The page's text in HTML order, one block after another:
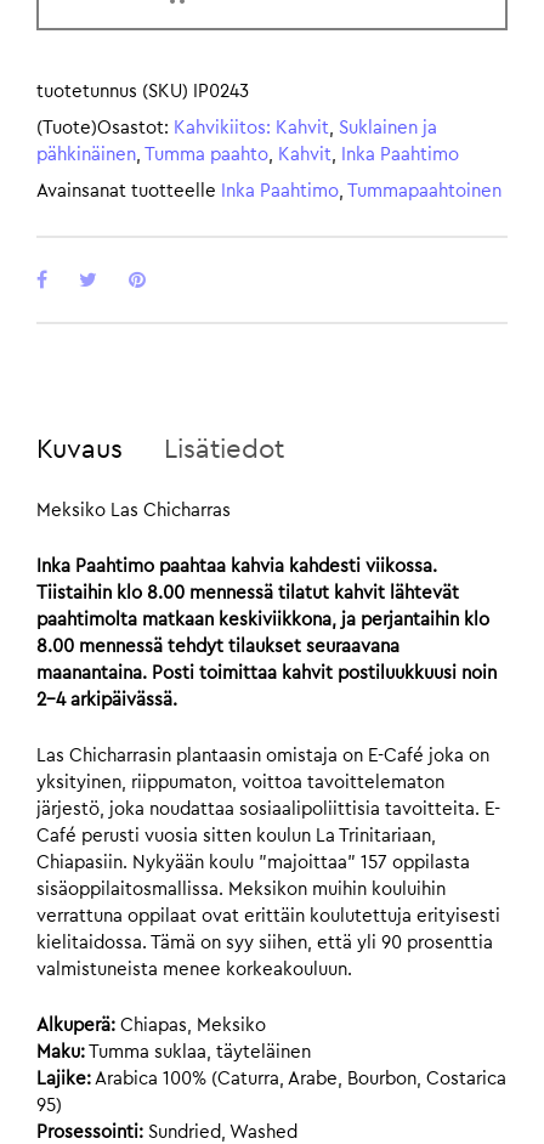
tuotetunnus (SKU)
IP0243
(Tuote)Osastot: Kahvikiitos: Kahvit, Suklainen ja
pähkinäinen, Tumma paahto, Kahvit,
Inka Paahtimo
Avainsanat tuotteelle
Inka Paahtimo, Tummapaahtoinen
Kuvaus Lisätiedot
Meksiko Las Chicharras
Inka Paahtimo paahtaa kahvia kahdesti viikossa.
Tiistaihin klo 8.00 mennessä tilatut kahvit lähtevät
paahtimolta matkaan keskiviikkona, ja perjantaihin klo
8.00 mennessä tehdyt tilaukset seuraavana
maanantaina. Posti toimittaa kahvit postiluukkuusi noin
2-4 arkipäivässä.
Las Chicharrasin plantaasin omistaja on E-Café joka on
yksityinen, riippumaton, voittoa tavoittelematon
järjestö, joka noudattaa sosiaalipoliittisia tavoitteita. E-
Café perusti vuosia sitten koulun La Trinitariaan,
Chiapasiin. Nykyään koulu ”majoittaa” 157 oppilasta
sisäoppilaitosmallissa. Meksikon muihin kouluihin
verrattuna oppilaat ovat erittäin koulutettuja erityisesti
kielitaidossa. Tämä on syy siihen, että yli 90 prosenttia
valmistuneista menee korkeakouluun.
Alkuperä: Chiapas, Meksiko
Maku: Tumma suklaa, täyteläinen
Lajike: Arabica 100% (Caturra, Arabe, Bourbon, Costarica
95)
Prosessointi: Sundried, Washed